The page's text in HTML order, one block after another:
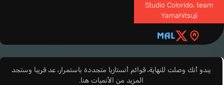
Studio Colorido، team
Yamahitsuji
يبدو أنك وصلت للنهاية، قوائم أنستازيا متجددة باستمرار، عد قريبا وستجد
المزيد من الأنميات هنا.